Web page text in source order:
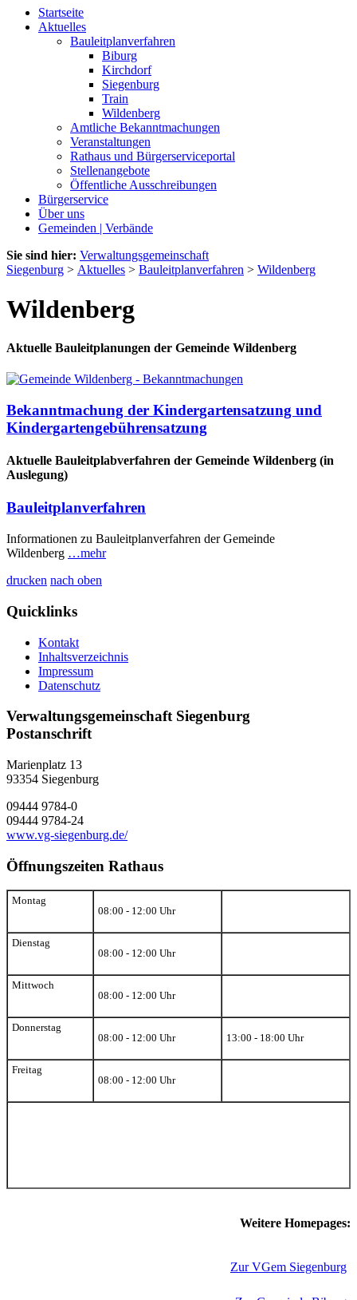
Startseite
Aktuelles
Bauleitplanverfahren
Biburg
Kirchdorf
Siegenburg
Train
Wildenberg
Amtliche Bekanntmachungen
Veranstaltungen
Rathaus und Bürgerserviceportal
Stellenangebote
Öffentliche Ausschreibungen
Bürgerservice
Über uns
Gemeinden | Verbände
Sie sind hier: Verwaltungsgemeinschaft
Siegenburg > Aktuelles > Bauleitplanverfahren > Wildenberg
Wildenberg
Aktuelle Bauleitplanungen der Gemeinde Wildenberg
Bekanntmachung der Kindergartensatzung und
Kindergartengebührensatzung
Aktuelle Bauleitplabverfahren der Gemeinde Wildenberg (in
Auslegung)
Bauleitplanverfahren
Informationen zu Bauleitplanverfahren der Gemeinde
Wildenberg …mehr
drucken nach oben
Quicklinks
Kontakt
Inhaltsverzeichnis
Impressum
Datenschutz
Verwaltungsgemeinschaft Siegenburg
Postanschrift
Marienplatz 13
93354 Siegenburg
09444 9784-0
09444 9784-24
www.vg-siegenburg.de/
Öffnungszeiten Rathaus
Montag
08:00 - 12:00 Uhr
Dienstag
08:00 - 12:00 Uhr
Mittwoch
08:00 - 12:00 Uhr
Donnerstag
08:00 - 12:00 Uhr
13:00 - 18:00 Uhr
Freitag
08:00 - 12:00 Uhr
Weitere Homepages:
Zur VGem Siegenburg